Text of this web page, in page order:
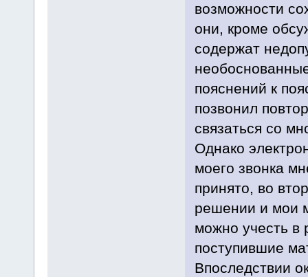
возможности
они, кроме
содержат
пояснений к
позвонил
связаться со
Однако
моего звонка
принято, во
решении и мои
можно учесть в
поступившие
Впоследствии